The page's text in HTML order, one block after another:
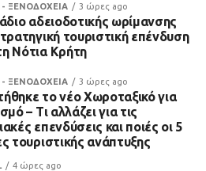
ΞΕΝΟΔΟΧΕΙΑ 3 ώρες ago
αδειοδοτικής ωρίμανσης
τουριστική επένδυση
Νότια Κρήτη
ΞΕΝΟΔΟΧΕΙΑ 3 ώρες ago
το νέο Χωροταξικό για
– Τι αλλάζει για τις
επενδύσεις και ποιές οι 5
τουριστικής ανάπτυξης
4 ώρες ago